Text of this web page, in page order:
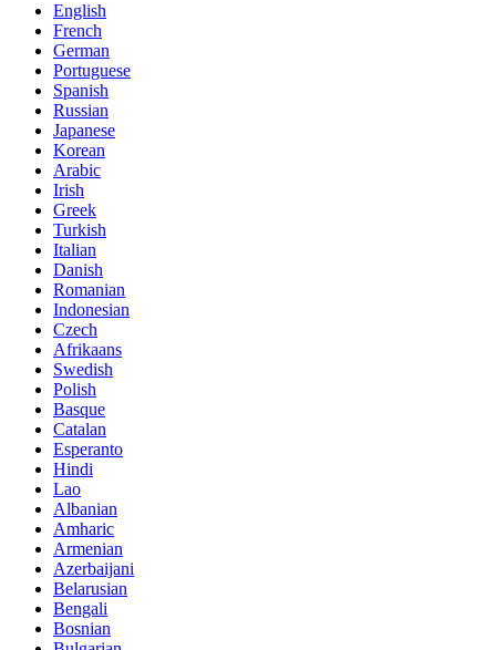
English
French
German
Portuguese
Spanish
Russian
Japanese
Korean
Arabic
Irish
Greek
Turkish
Italian
Danish
Romanian
Indonesian
Czech
Afrikaans
Swedish
Polish
Basque
Catalan
Esperanto
Hindi
Lao
Albanian
Amharic
Armenian
Azerbaijani
Belarusian
Bengali
Bosnian